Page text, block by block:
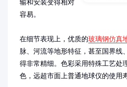
输和安装变得相对
容易。
在细节表现上，优质的玻璃钢仿真
脉、河流等地形特征，甚至国界线
得非常精细。色彩采用特殊工艺处
色，远超市面上普通地球仪的使用